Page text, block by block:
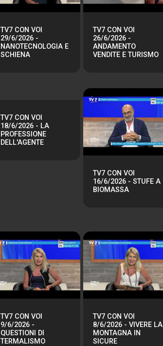
TV7 CON VOI
29/6/2026 -
NANOTECNOLOGIA E
SCHIENA
TV7 CON VOI
26/6/2026 -
ANDAMENTO
VENDITE E TURISMO
TV7 CON VOI
18/6/2026 - LA
PROFESSIONE
DELL'AGENTE
TV7 CON VOI
16/6/2026 - STUFE A
BIOMASSA
TV7 CON VOI
9/6/2026 -
QUESTIONI DI
TERMALISMO
TV7 CON VOI
8/6/2026 - VIVERE LA
MONTAGNA IN
SICURE